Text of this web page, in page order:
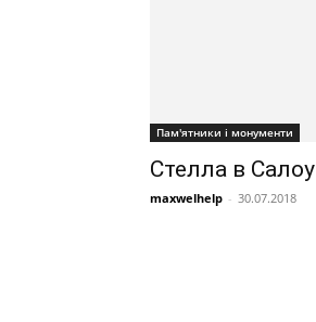
Пам'ятники і монументи
Стелла в Салоу
maxwelhelp - 30.07.2018